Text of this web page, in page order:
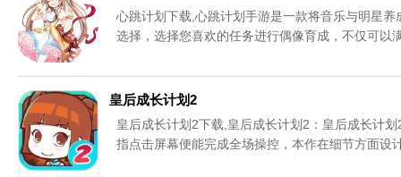
心跳计划下载,心跳计划手游是一款将音乐与明星
选择，选择您喜欢的任务进行偶像育成，不仅可以
皇后成长计划2
皇后成长计划2下载,皇后成长计划2：皇后成长计
指点击屏幕便能完成全场操控，本作在细节方面设